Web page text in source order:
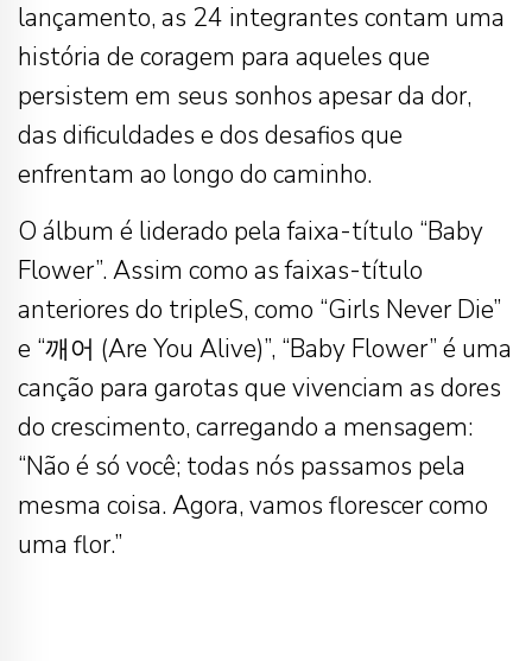
lançamento, as 24 integrantes contam uma
história de coragem para aqueles que
persistem em seus sonhos apesar da dor,
das dificuldades e dos desafios que
enfrentam ao longo do caminho.
O álbum é liderado pela faixa-título “Baby
Flower”. Assim como as faixas-título
anteriores do tripleS, como “Girls Never Die”
e “깨어 (Are You Alive)”, “Baby Flower” é uma
canção para garotas que vivenciam as dores
do crescimento, carregando a mensagem:
“Não é só você; todas nós passamos pela
mesma coisa. Agora, vamos florescer como
uma flor.”